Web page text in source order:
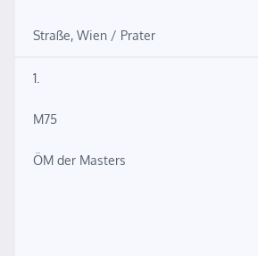
Straße, Wien / Prater
1.
M75
ÖM der Masters